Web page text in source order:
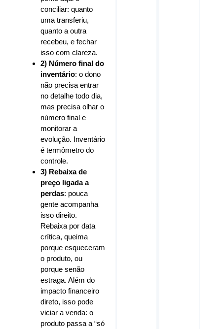
conciliar: quanto
uma transferiu,
quanto a outra
recebeu, e fechar
isso com clareza.
2) Número final do
inventário: o dono
não precisa entrar
no detalhe todo dia,
mas precisa olhar o
número final e
monitorar a
evolução. Inventário
é termômetro do
controle.
3) Rebaixa de
preço ligada a
perdas: pouca
gente acompanha
isso direito.
Rebaixa por data
crítica, queima
porque esqueceram
o produto, ou
porque senão
estraga. Além do
impacto financeiro
direto, isso pode
viciar a venda: o
produto passa a “só